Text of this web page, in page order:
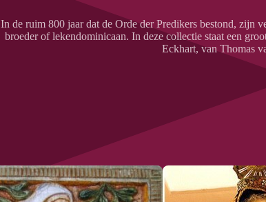
In de ruim 800 jaar dat de Orde der Predikers bestond, zijn
broeder of lekendominicaan. In deze collectie staat een
Eckhart, van Thomas